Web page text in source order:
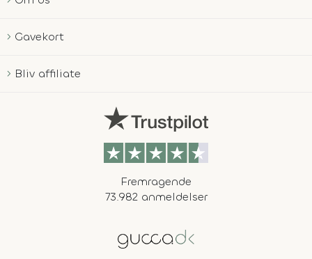
Gavekort
Bliv affiliate
Fremragende
73.982 anmeldelser